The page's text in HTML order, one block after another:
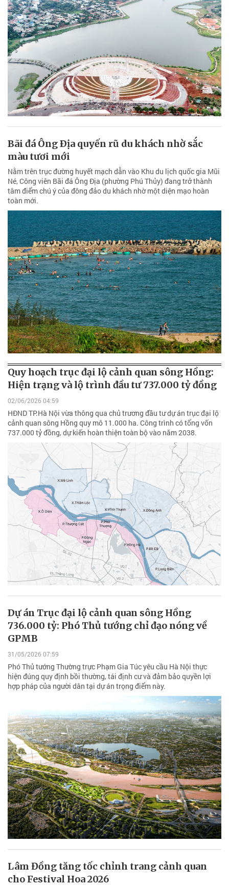
Bãi đá Ông Ðịa quyến rũ du khách nhờ sắc
màu tươi mới
Nằm trên trục đường huyết mạch dẫn vào Khu du lịch quốc gia Mũi
Né, Công viên Bãi đá Ông Địa (phường Phú Thủy) đang trở thành
tâm điểm chú ý của đông đảo du khách nhờ một diện mạo hoàn
toàn mới.
Quy hoạch trục đại lộ cảnh quan sông Hồng:
Hiện trạng và lộ trình đầu tư 737.000 tỷ đồng
02/06/2026 04:59
HĐND TP.Hà Nội vừa thông qua chủ trương đầu tư dự án trục đại lộ
cảnh quan sông Hồng quy mô 11.000 ha. Công trình có tổng vốn
737.000 tỷ đồng, dự kiến hoàn thiện toàn bộ vào năm 2038.
Dự án Trục đại lộ cảnh quan sông Hồng
736.000 tỷ: Phó Thủ tướng chỉ đạo nóng về
GPMB
31/05/2026 07:59
Phó Thủ tướng Thường trực Phạm Gia Túc yêu cầu Hà Nội thực
hiện đúng quy định bồi thường, tái định cư và đảm bảo quyền lợi
hợp pháp của người dân tại dự án trọng điểm này.
Lâm Đồng tăng tốc chỉnh trang cảnh quan
cho Festival Hoa 2026